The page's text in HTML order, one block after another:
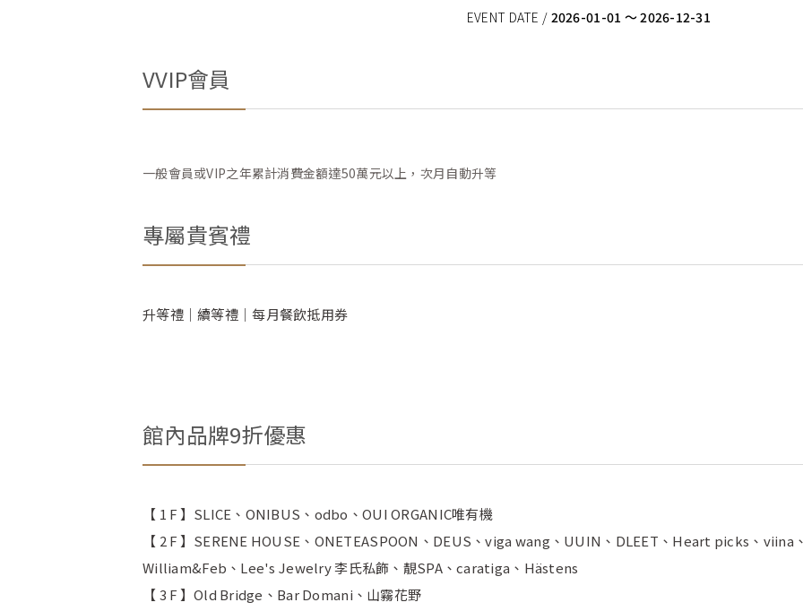
EVENT DATE / 2026-01-01 ～ 2026-12-31
VVIP會員
一般會員或VIP之年累計消費金額達50萬元以上，次月自動升等
專屬貴賓禮
升等禮｜續等禮｜每月餐飲抵用券
館內品牌9折優惠
【 1 F 】SLICE、ONIBUS、odbo、OUI ORGANIC唯有機
【 2 F 】SERENE HOUSE、ONETEASPOON、DEUS、viga wang、UUIN、DLEET、Heart picks、
William&Feb、Lee's Jewelry 李氏私飾、靚SPA、caratiga、Hästens
【 3 F 】Old Bridge、Bar Domani、山霧花野